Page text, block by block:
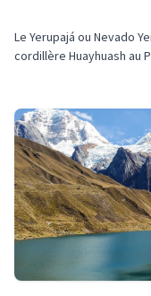
Le Yerupajá ou Nevado
cordillère Huayhuash au